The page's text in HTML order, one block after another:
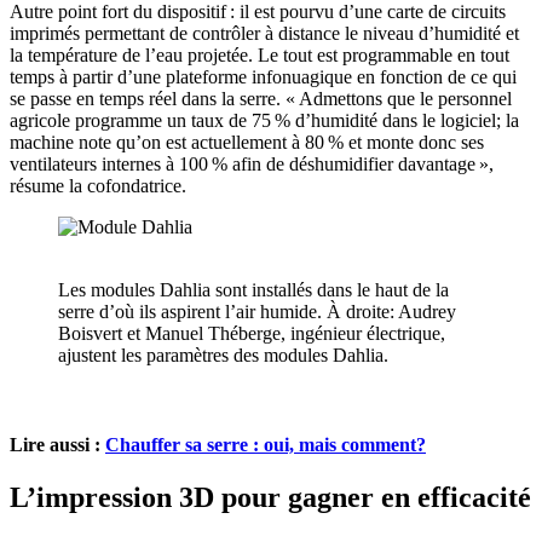
Autre point fort du dispositif : il est pourvu d’une carte de circuits
imprimés permettant de contrôler à distance le niveau d’humidité et
la température de l’eau projetée. Le tout est programmable en tout
temps à partir d’une plateforme infonuagique en fonction de ce qui
se passe en temps réel dans la serre. « Admettons que le personnel
agricole programme un taux de 75 % d’humidité dans le logiciel; la
machine note qu’on est actuellement à 80 % et monte donc ses
ventilateurs internes à 100 % afin de déshumidifier davantage »,
résume la cofondatrice.
Les modules Dahlia sont installés dans le haut de la
serre d’où ils aspirent l’air humide. À droite: Audrey
Boisvert et Manuel Théberge, ingénieur électrique,
ajustent les paramètres des modules Dahlia.
Lire aussi : Chauffer sa serre : oui, mais comment?
L’impression 3D pour gagner en efficacité